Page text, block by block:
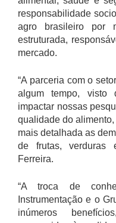
responsabilidade
agro brasileiro por
estruturada,
mercado.
“A parceria com o
algum tempo, visto
impactar nossas
qualidade do
mais detalhada as
de frutas, verduras
Ferreira.
“A troca de
Instrumentação e o
inúmeros